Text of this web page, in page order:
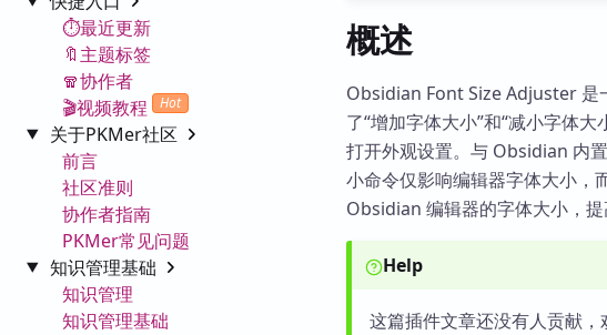
⏱️最近更新
🔖主题标签
🧣协作者
🎬视频教程
Hot
关于PKMer社区
前言
社区准则
协作者指南
PKMer常见问题
知识管理基础
知识管理
知识管理基础
概述
Obsidian Font Size Adjuster 是
了“增加字体大小”和“减小字体
打开外观设置。与 Obsidian 内
小命令仅影响编辑器字体大小，
Obsidian 编辑器的字体大小，提
Help
这篇插件文章还没有人贡献，